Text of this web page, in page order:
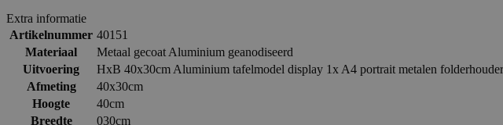
Extra informatie
Artikelnummer 40151
Materiaal
Metaal gecoat Aluminium geanodiseerd
Uitvoering
HxB 40x30cm Aluminium tafelmodel display 1x A4 portrait metalen
Afmeting
40x30cm
Hoogte
40cm
Breedte
030cm